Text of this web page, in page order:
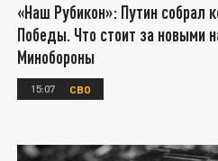
«Наш Рубикон»: Путин собрал
Победы. Что стоит за новыми
Минобороны
15:07 СВО